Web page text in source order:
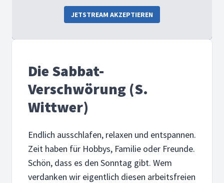
JETSTREAM AKZEPTIEREN
Die Sabbat-
Verschwörung (S.
Wittwer)
Endlich ausschlafen, relaxen und entspannen.
Zeit haben für Hobbys, Familie oder Freunde.
Schön, dass es den Sonntag gibt. Wem
verdanken wir eigentlich diesen arbeitsfreien